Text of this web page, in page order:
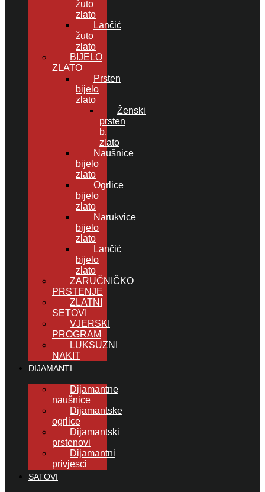
žuto
zlato
Lančić
žuto
zlato
BIJELO
ZLATO
Prsten
bijelo
zlato
Ženski
prsten
b.
zlato
Naušnice
bijelo
zlato
Ogrlice
bijelo
zlato
Narukvice
bijelo
zlato
Lančić
bijelo
zlato
ZARUČNIČKO
PRSTENJE
ZLATNI
SETOVI
VJERSKI
PROGRAM
LUKSUZNI
NAKIT
DIJAMANTI
Dijamantne
naušnice
Dijamantske
ogrlice
Dijamantski
prstenovi
Dijamantni
privjesci
SATOVI